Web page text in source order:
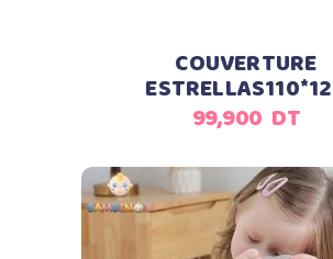
COUVERTURE
99,900 DT